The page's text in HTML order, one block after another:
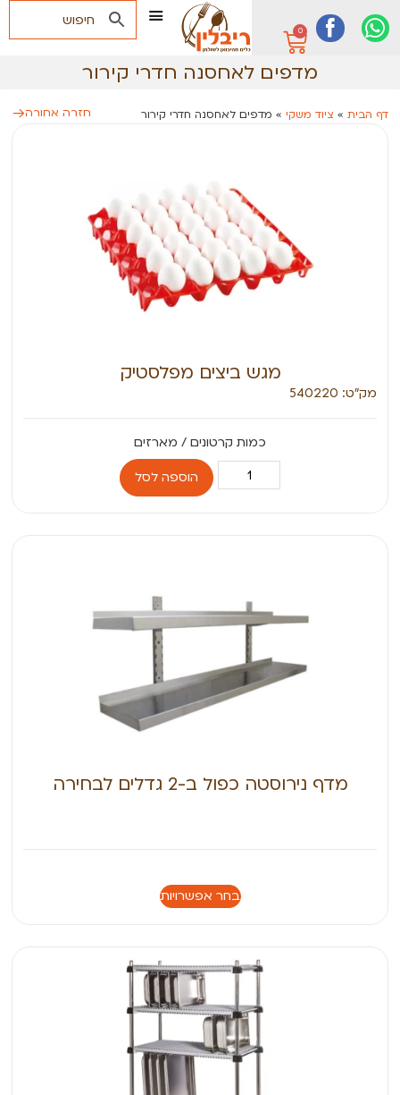
0
מדפים לאחסנה חדרי קירור
דף הבית » ציוד משקי » מדפים לאחסנה חדרי קירור חזרה אחורה
מגש ביצים מפלסטיק
מק״ט: 540220
הוספה לסל
מדף נירוסטה כפול ב-2 גדלים לבחירה
בחר אפשרויות